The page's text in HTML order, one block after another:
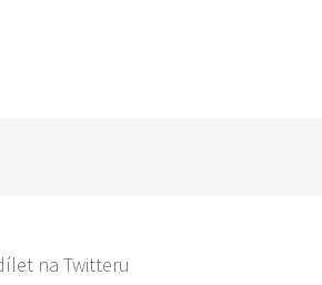
na Twitteru